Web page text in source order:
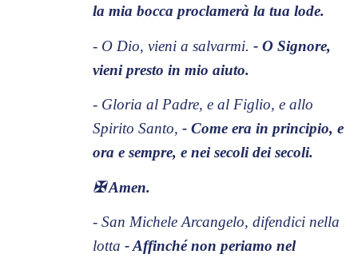
la mia bocca proclamerà la tua lode.
- O Dio, vieni a salvarmi. - O Signore,
vieni presto in mio aiuto.
- Gloria al Padre, e al Figlio, e allo
Spirito Santo, - Come era in principio, e
ora e sempre, e nei secoli dei secoli.
✠Amen.
- San Michele Arcangelo, difendici nella
lotta - Affinché non periamo nel